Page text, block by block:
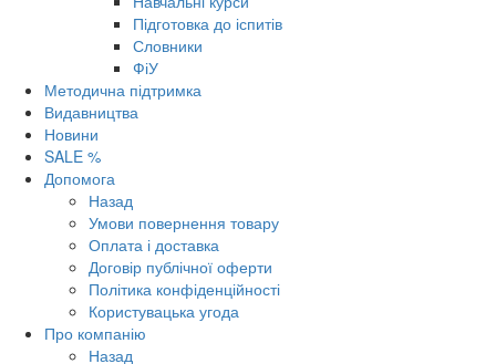
Підготовка до іспитів
Словники
ФіУ
Методична підтримка
Видавництва
Новини
SALE %
Допомога
Назад
Умови повернення товару
Оплата і доставка
Договір публічної оферти
Політика конфіденційності
Користувацька угода
Про компанію
Назад